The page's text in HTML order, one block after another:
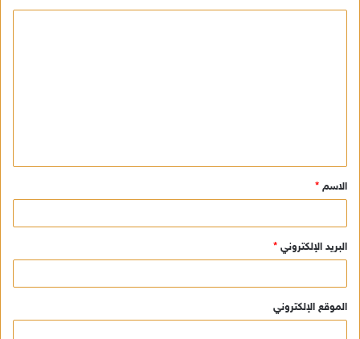
ق
*
الاسم *
البريد الإلكتروني *
الموقع الإلكتروني